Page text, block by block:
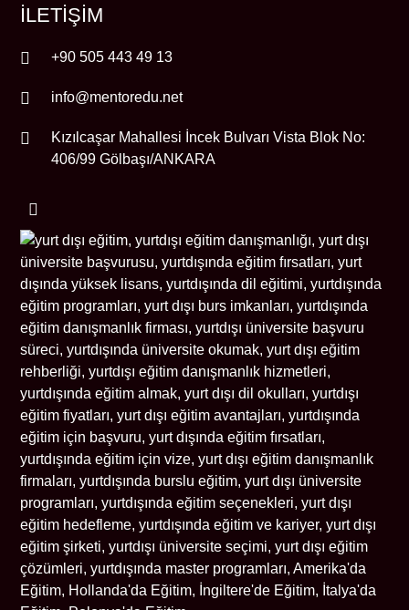
İLETİŞİM
+90 505 443 49 13
info@mentoredu.net
Kızılcaşar Mahallesi İncek Bulvarı Vista Blok No:
406/99 Gölbaşı/ANKARA